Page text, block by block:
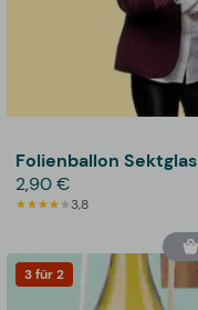
Folienballon Sektglas
2,90 €
3,8
3 für 2